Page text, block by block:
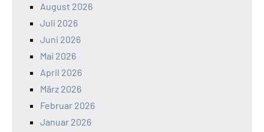
August 2026
Juli 2026
Juni 2026
Mai 2026
April 2026
März 2026
Februar 2026
Januar 2026